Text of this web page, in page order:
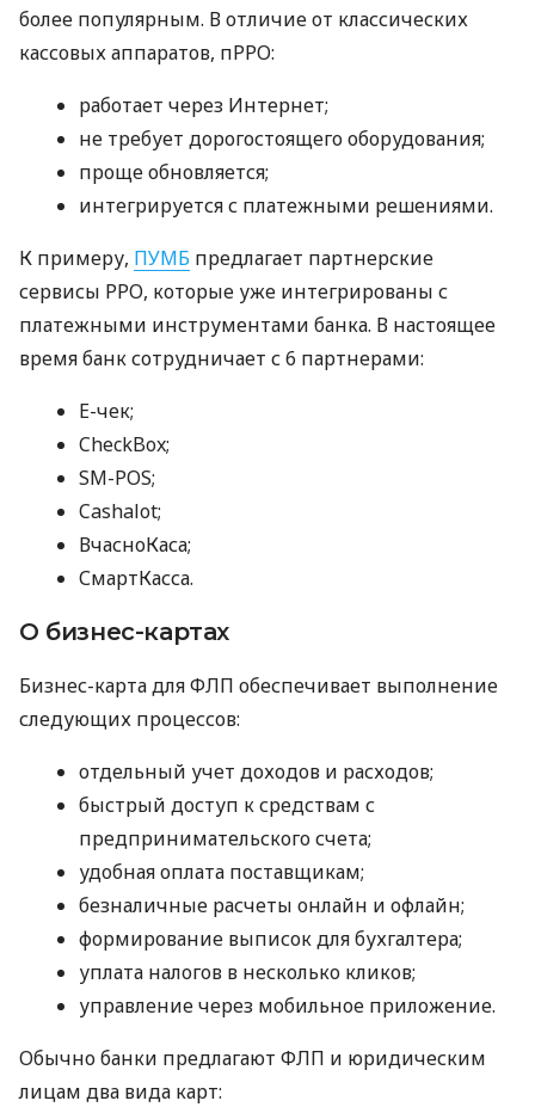
более популярным. В отличие от классических
кассовых аппаратов, пРРО:
работает через Интернет;
не требует дорогостоящего оборудования;
проще обновляется;
интегрируется с платежными решениями.
К примеру, ПУМБ предлагает партнерские
сервисы РРО, которые уже интегрированы с
платежными инструментами банка. В настоящее
время банк сотрудничает с 6 партнерами:
E-чек;
CheckBox;
SM-POS;
Cashalot;
ВчасноКаса;
СмартКасса.
О бизнес-картах
Бизнес-карта для ФЛП обеспечивает выполнение
следующих процессов:
отдельный учет доходов и расходов;
быстрый доступ к средствам с
предпринимательского счета;
удобная оплата поставщикам;
безналичные расчеты онлайн и офлайн;
формирование выписок для бухгалтера;
уплата налогов в несколько кликов;
управление через мобильное приложение.
Обычно банки предлагают ФЛП и юридическим
лицам два вида карт: